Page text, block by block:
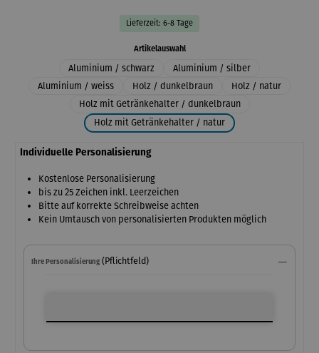
Lieferzeit: 6-8 Tage
Artikelauswahlauswählen
Aluminium / schwarz
Aluminium / silber
Aluminium / weiss
Holz / dunkelbraun
Holz / natur
Holz mit Getränkehalter / dunkelbraun
Holz mit Getränkehalter / natur
Individuelle Personalisierung
Kostenlose Personalisierung
bis zu 25 Zeichen inkl. Leerzeichen
Bitte auf korrekte Schreibweise achten
Kein Umtausch von personalisierten Produkten möglich
Ihre Personalisierung (Pflichtfeld)